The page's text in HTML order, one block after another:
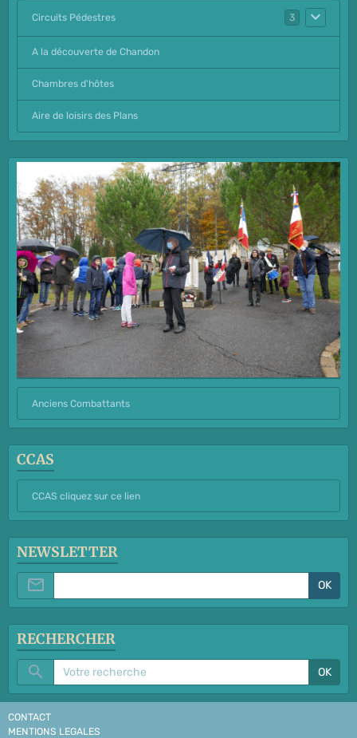
Circuits Pédestres 3
A la découverte de Chandon
Chambres d'hôtes
Aire de loisirs des Plans
Anciens Combattants
CCAS
CCAS cliquez sur ce lien
NEWSLETTER
OK
RECHERCHER
OK
CONTACT
MENTIONS LEGALES